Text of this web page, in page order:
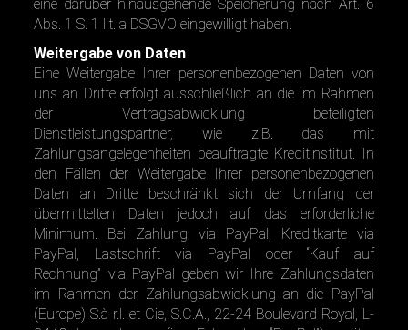
eine darüber hinausgehende Speicherung nach Art. 6
Abs. 1 S. 1 lit. a DSGVO eingewilligt haben.
Weitergabe von Daten
Eine Weitergabe Ihrer personenbezogenen Daten von
uns an Dritte erfolgt ausschließlich an die im Rahmen
der Vertragsabwicklung beteiligten
Dienstleistungspartner, wie z.B. das mit
Zahlungsangelegenheiten beauftragte Kreditinstitut. In
den Fällen der Weitergabe Ihrer personenbezogenen
Daten an Dritte beschränkt sich der Umfang der
übermittelten Daten jedoch auf das erforderliche
Minimum. Bei Zahlung via PayPal, Kreditkarte via
PayPal, Lastschrift via PayPal oder “Kauf auf
Rechnung” via PayPal geben wir Ihre Zahlungsdaten
im Rahmen der Zahlungsabwicklung an die PayPal
(Europe) S.à r.l. et Cie, S.C.A., 22-24 Boulevard Royal, L-